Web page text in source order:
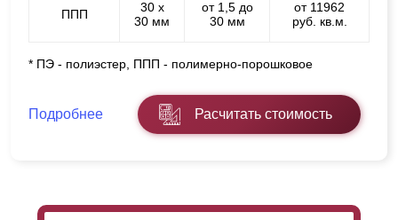
ППП
30 х
30 мм
от 1,5 до
30 мм
от 11962
руб. кв.м.
* ПЭ - полиэстер, ППП - полимерно-порошковое
Подробнее Расчитать стоимость